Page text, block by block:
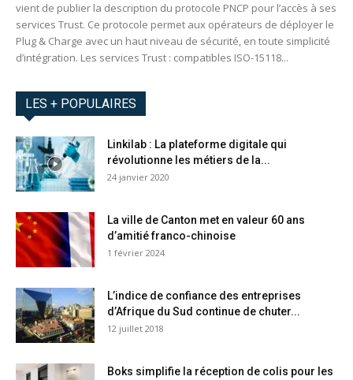
vient de publier la description du protocole PNCP pour l’accès à ses
services Trust. Ce protocole permet aux opérateurs de déployer le
Plug & Charge avec un haut niveau de sécurité, en toute simplicité
d’intégration. Les services Trust : compatibles ISO-15118...
LES + POPULAIRES
Linkilab : La plateforme digitale qui
révolutionne les métiers de la...
24 janvier 2020
La ville de Canton met en valeur 60 ans
d’amitié franco-chinoise
1 février 2024
L’indice de confiance des entreprises
d’Afrique du Sud continue de chuter...
12 juillet 2018
Boks simplifie la réception de colis pour les